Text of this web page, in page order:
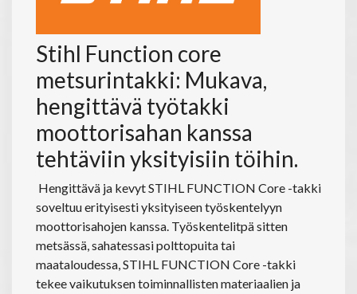
Stihl Function core
metsurintakki: Mukava,
hengittävä työtakki
moottorisahan kanssa
tehtäviin yksityisiin töihin.
Hengittävä ja kevyt STIHL FUNCTION Core -takki
soveltuu erityisesti yksityiseen työskentelyyn
moottorisahojen kanssa. Työskentelitpä sitten
metsässä, sahatessasi polttopuita tai
maataloudessa, STIHL FUNCTION Core -takki
tekee vaikutuksen toiminnallisten materiaalien ja